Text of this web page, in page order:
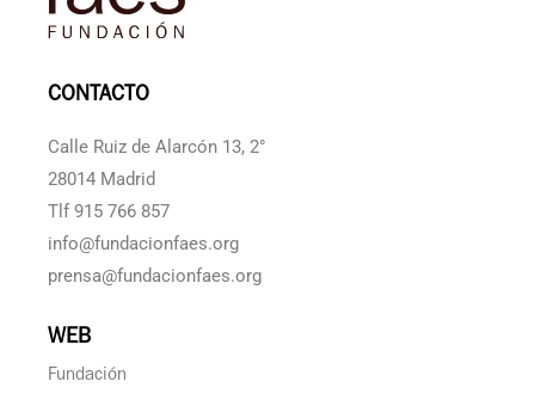
CONTACTO
Calle Ruiz de Alarcón 13, 2°
28014 Madrid
Tlf 915 766 857
info@fundacionfaes.org
prensa@fundacionfaes.org
WEB
Fundación